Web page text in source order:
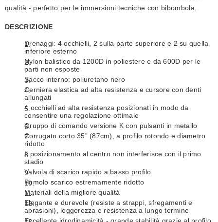
qualità - perfetto per le immersioni tecniche con bibombola.
DESCRIZIONE
Drenaggi: 4 occhielli, 2 sulla parte superiore e 2 su quella
inferiore esterno
Nylon balistico da 1200D in poliestere e da 600D per le
parti non esposte
Sacco interno: poliuretano nero
Cerniera elastica ad alta resistenza e cursore con denti
allungati
4 occhielli ad alta resistenza posizionati in modo da
consentire una regolazione ottimale
Gruppo di comando versione K con pulsanti in metallo
Corrugato corto 35” (87cm), a profilo rotondo e diametro
ridotto
Il posizionamento al centro non interferisce con il primo
stadio
Valvola di scarico rapido a basso profilo
Pomolo scarico estremamente ridotto
Materiali della migliore qualità
Elegante e durevole (resiste a strappi, sfregamenti e
abrasioni), leggerezza e resistenza a lungo termine